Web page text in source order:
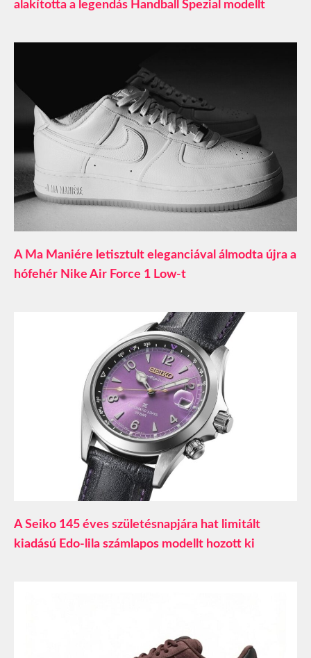
alakította a legendás Handball Spezial modellt
A Ma Maniére letisztult eleganciával álmodta újra a
hófehér Nike Air Force 1 Low-t
A Seiko 145 éves születésnapjára hat limitált
kiadású Edo-lila számlapos modellt hozott ki